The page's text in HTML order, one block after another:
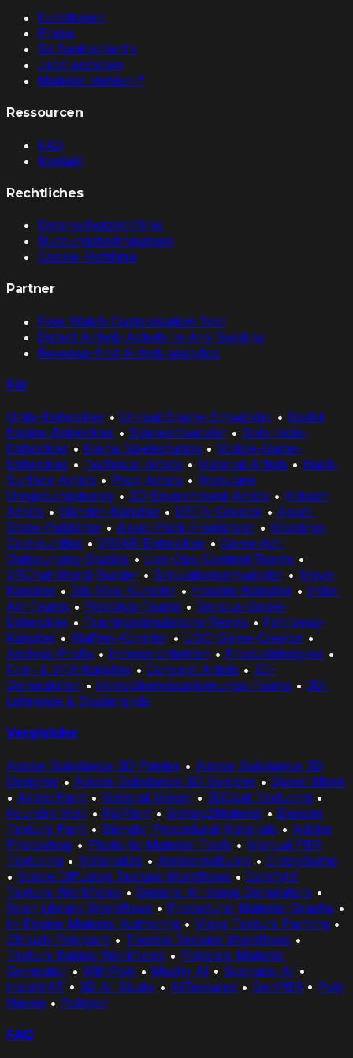
Funktionen
Preise
So funktioniert's
Jetzt erstellen
Material stehlen ↗
Ressourcen
FAQ
Kontakt
Rechtliches
Datenschutzrichtlinie
Nutzungsbedingungen
Cookie-Richtlinie
Partner
Free Watch Customization Tool
Detect Airbnb Activity In Any Building
Revenue-first Airbnb analytics
Für
Unity-Entwickler • Unreal Engine-Entwickler • Godot
Engine-Entwickler • Spieleentwickler • Solo-Indie-
Entwickler • Kleine Spielestudios • Mobile-Game-
Entwickler • Technical Artists • Material Artists • Hard-
Surface Artists • Prop Artists • Modulare
Umgebungsteams • 3D-Environment Artists • Kitbash
Artists • Blender-Künstler • UEFN-Creator • Asset-
Store-Publisher • Asset-Pack-Freelancer • Modding-
Communities • VR/AR-Entwickler • Game-Art-
Outsourcing-Studios • Live-Ops-Content-Teams •
VRChat-World-Builder • Simulationsentwickler • Maya-
Künstler • 3ds Max-Künstler • Houdini-Künstler • Indie-
Art-Teams • Prototyp-Teams • Serious-Game-
Entwickler • Trainingssimulations-Teams • Fahrzeug-
Künstler • Waffen-Künstler • UGC-Game-Creator •
Archviz-Profis • Innenarchitekten • Produktdesigner •
Film- & VFX-Künstler • Concept Artists • 3D-
Generalisten • Immobilienvisualisierungs-Teams • 3D-
Lehrende & Studierende
Vergleiche
Adobe Substance 3D Painter • Adobe Substance 3D
Designer • Adobe Substance 3D Sampler • Quixel Mixer
• ArmorPaint • Material Maker • 3DCoat Texturing •
Foundry Mari • PixPlant • Bitmap2Material • Blender
Texture Paint • Blender Procedural Materials • Adobe
Photoshop • Photo-to-Material Tools • Manual PBR
Texturing • Materialize • AwesomeBump • CrazyBump
• Stable Diffusion Texture Workflows • ComfyUI
Texture Workflows • Generic AI Image Generators •
Scan Library Workflows • Procedural Material Graphs •
In-Engine Material Authoring • Maya Texture Painting •
ZBrush Polypaint • Tileable Texture Workflows •
Texture Baking Workflows • Polycam Material
Generator • WithPoly • Meshy AI • Scenario AI •
InstaMAT • 3D AI Studio • AITextured • GenPBR • Poly
Haven • Poliigon
FAQ